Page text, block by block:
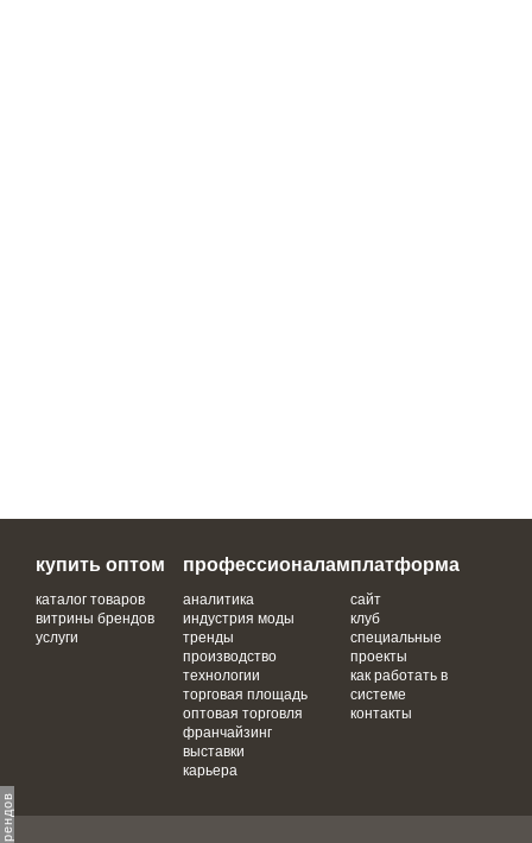
купить оптом
каталог товаров
витрины брендов
услуги
профессионалам
аналитика
индустрия моды
тренды
производство
технологии
торговая площадь
оптовая торговля
франчайзинг
выставки
карьера
платформа
сайт
клуб
специальные
проекты
как работать в
системе
контакты